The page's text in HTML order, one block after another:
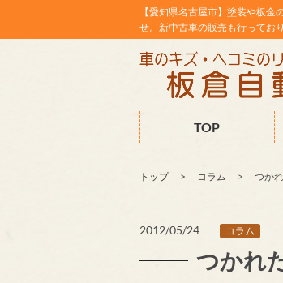
【愛知県名古屋市】塗装や板
せ。新中古車の販売も行ってお
TOP
トップ コラム つか
2012/05/24 コラム
つかれ